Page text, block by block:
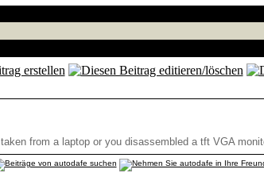
from a laptop or you disassembled a tft VGA